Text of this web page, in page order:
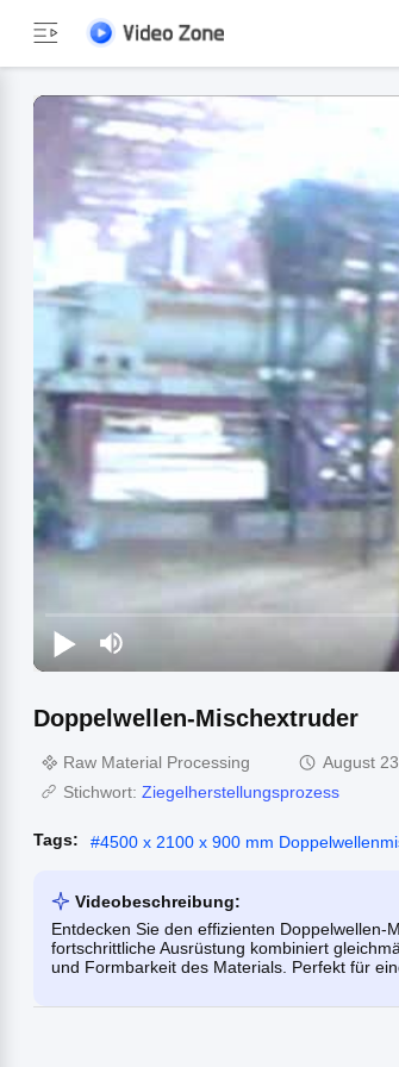
Doppelwellen-Mischextruder
Raw Material Processing
August
Stichwort: Ziegelherstellungsprozess
Tags: #4500 x 2100 x 900 mm
Videobeschreibung:
Entdecken Sie den effizienten
fortschrittliche Ausrüstung kombiniert
und Formbarkeit des Materials. Perfekt für